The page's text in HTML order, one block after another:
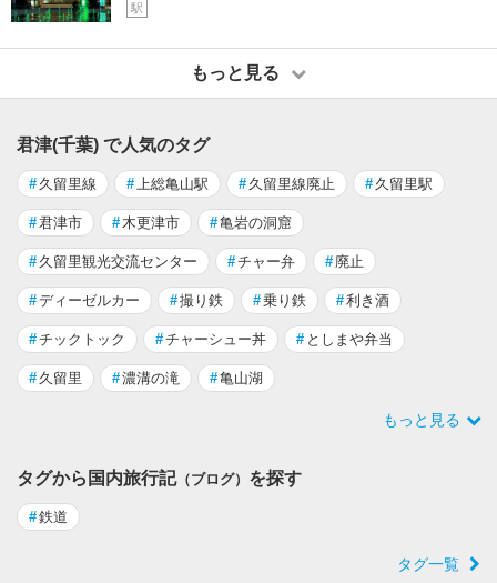
駅
もっと見る
君津(千葉) で人気のタグ
# 久留里線 # 上総亀山駅 # 久留里線廃止 # 久留里駅
#君津市 # 木更津市 #亀岩の洞窟
# 久留里観光交流センター #チャー弁 # 廃止
#ディーゼルカー #撮り鉄 #乗り鉄 #利き酒
#チックトック #チャーシュー丼 # としまや弁当
# 久留里 #濃溝の滝 #亀山湖
もっと見る
タグから国内旅行記（ブログ） を探す
#鉄道
タグ一覧